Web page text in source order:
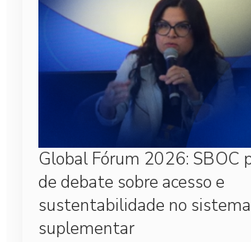
Global Fórum 2026: SBOC
de debate sobre acesso e
sustentabilidade no sistema
suplementar